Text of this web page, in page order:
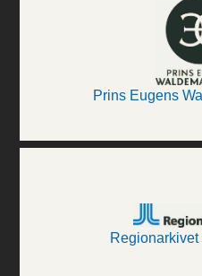
Prins Eugens